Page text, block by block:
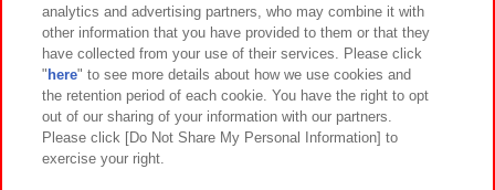
関連会社 サステナビリティ サイトポリシー
プライバシーポリシー ウェブアクセシビリティ方針と検証結果
お取引先さまとともに
analytics and advertising partners, who may combine it with
other information that you have provided to them or that they
have collected from your use of their services. Please click
" here" to see more details about how we use cookies and
the retention period of each cookie. You have the right to opt
out of our sharing of your information with our partners.
Please click [Do Not Share My Personal Information] to
exercise your right.